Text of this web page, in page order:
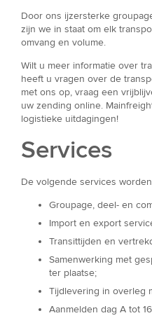
Door ons ijzersterke
zijn we in staat om elk
omvang en volume.
Wilt u meer informatie over
heeft u vragen over de
met ons op, vraag een
uw zending online.
logistieke uitdagingen!
Services
De volgende services
Groupage, deel- en
Import en export
Transittijden en
Samenwerking met
ter plaatse;
Tijdlevering in overleg
Aanmelden dag A tot